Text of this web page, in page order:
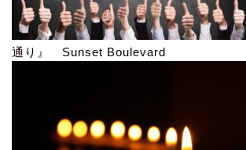
通り』 Sunset Boulevard